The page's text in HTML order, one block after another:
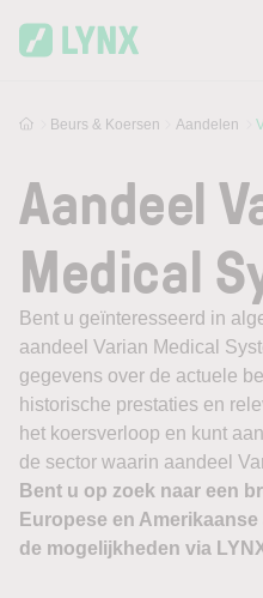
Beurs & Koersen Aandelen
Aandeel
Medical
Bent u geïnteresseerd in
aandeel Varian Medical
gegevens over de actuele
historische prestaties en
het koersverloop en kunt
de sector waarin aandeel
Bent u op zoek naar een
Europese en
de mogelijkheden via